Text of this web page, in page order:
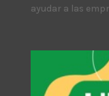
ayudar a las